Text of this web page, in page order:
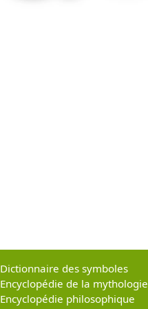
Dictionnaire des symboles
Encyclopédie de la mythologie
Encyclopédie philosophique